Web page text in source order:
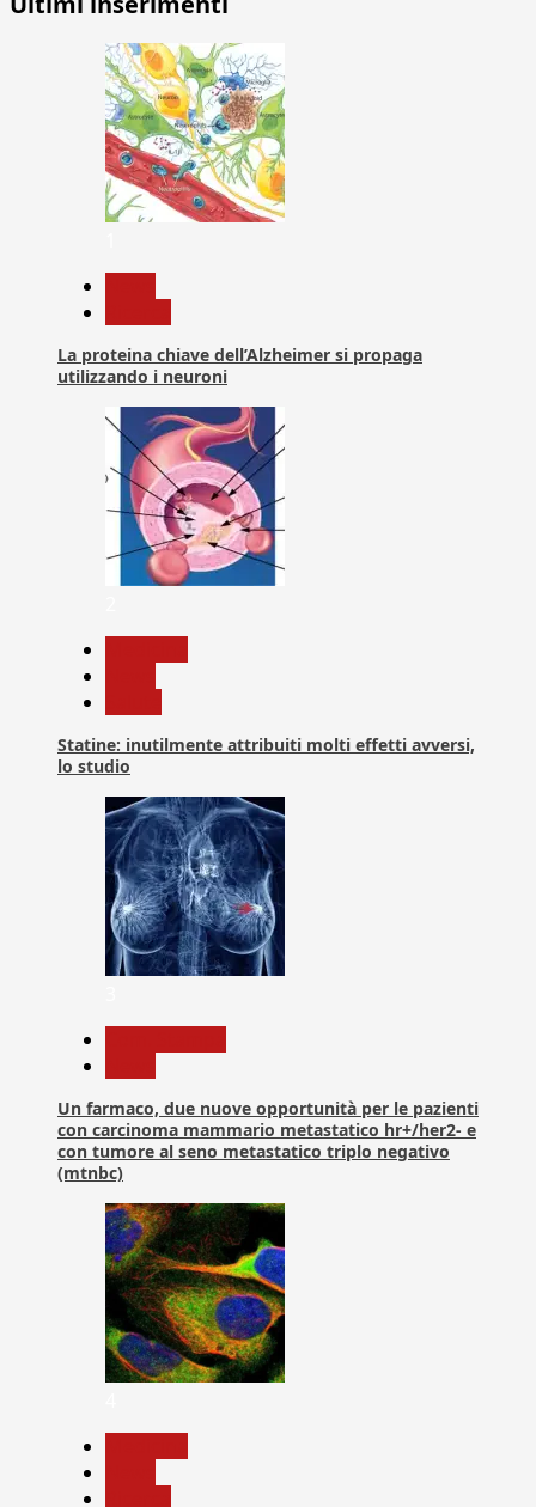
La proteina chiave dell’Alzheimer si propaga
utilizzando i neuroni
Statine: inutilmente attribuiti molti effetti avversi,
lo studio
Un farmaco, due nuove opportunità per le pazienti
con carcinoma mammario metastatico hr+/her2- e
con tumore al seno metastatico triplo negativo
(mtnbc)